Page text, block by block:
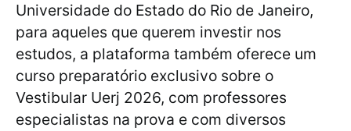
Universidade do Estado do Rio de Janeiro,
para aqueles que querem investir nos
estudos, a plataforma também oferece um
curso preparatório exclusivo sobre o
Vestibular Uerj 2026, com professores
especialistas na prova e com diversos